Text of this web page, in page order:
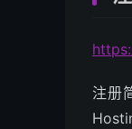
注册